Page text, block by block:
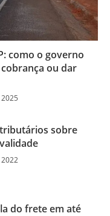
como o governo
ou dar
sobre
do frete em até